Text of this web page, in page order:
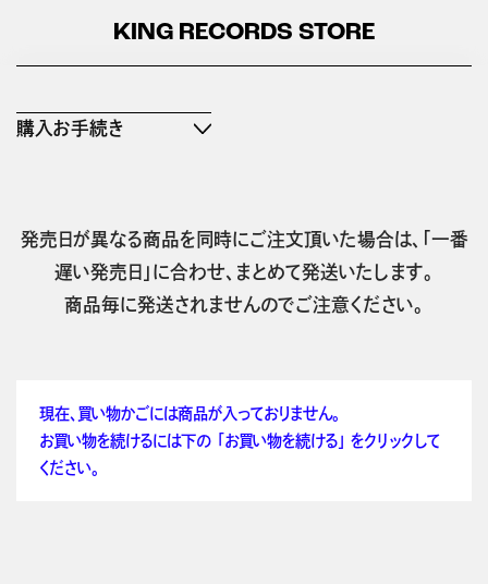
KING RECORDS STORE
購入お手続き
発売日が異なる商品を同時にご注文頂いた場合は、「一番
遅い発売日」に合わせ、まとめて発送いたします。
商品毎に発送されませんのでご注意ください。
現在、買い物かごには商品が入っておりません。
お買い物を続けるには下の 「お買い物を続ける」 をクリックして
ください。